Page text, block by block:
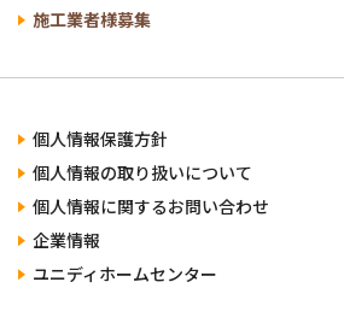
施工業者様募集
個人情報保護方針
個人情報の取り扱いについて
個人情報に関するお問い合わせ
企業情報
ユニディ ホームセンター